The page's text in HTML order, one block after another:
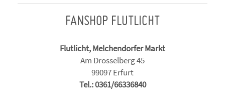
FANSHOP FLUTLICHT
Flutlicht, Melchendorfer Markt
Am Drosselberg 45
99097 Erfurt
Tel.: 0361/66336840